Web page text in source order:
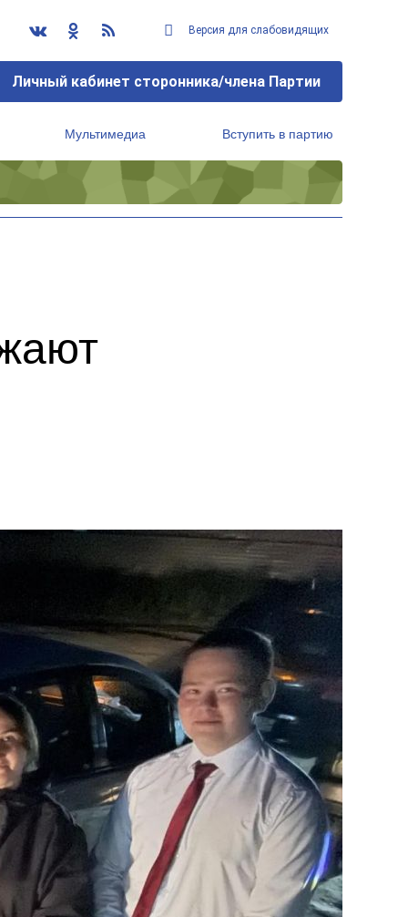
Версия для слабовидящих
Личный кабинет сторонника/члена Партии
Мультимедиа Вступить в партию